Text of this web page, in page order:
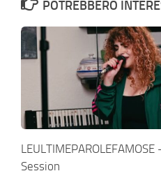
POTREBBERO
LEULTIMEPAROLEFAMOSE
Session